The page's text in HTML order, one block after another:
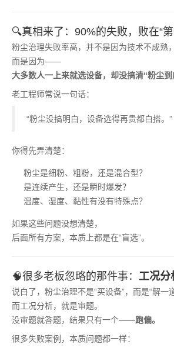
🔍真相来了：90%的失败，败在“
粉尘治理失败率高，并不是因为技术不成熟，
而是因为——
大多数人一上来就选设备，却没搞清“粉尘到
老工程师常说一句话：
“粉尘没搞明白，设备选得再贵都白搭。”
你得先弄清楚：
粉尘是细粉、粗粉，还是混合型？
是连续产生，还是瞬时爆发？
温度、湿度、黏性有没有特殊点？
如果这些问题没想清楚，
后面所有方案，本质上都是在“盲选”。
🧠很多老板忽略的那件事： 工况分
说白了，粉尘治理不是“买设备”，而是“解一道
而工况分析，就是审题。
没审题就答题，结果只有一个——跑偏。
很多失败案例，本质问题都一样：